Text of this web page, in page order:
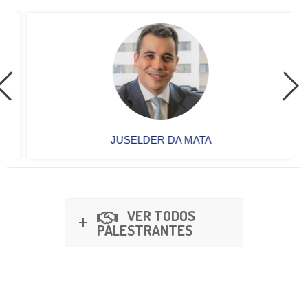
JUSELDER DA MATA
VER TODOS
PALESTRANTES